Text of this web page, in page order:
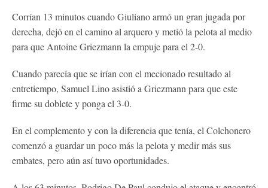
Corrían 13 minutos cuando Giuliano armó un gran jugada por
derecha, dejó en el camino al arquero y metió la pelota al medio
para que Antoine Griezmann la empuje para el 2-0.
Cuando parecía que se irían con el mecionado resultado al
entretiempo, Samuel Lino asistió a Griezmann para que este
firme su doblete y ponga el 3-0.
En el complemento y con la diferencia que tenía, el Colchonero
comenzó a guardar un poco más la pelota y medir más sus
embates, pero aún así tuvo oportunidades.